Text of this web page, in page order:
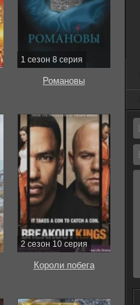
1 сезон 8 серия
Романовы
2 сезон 10 серия
Короли побега